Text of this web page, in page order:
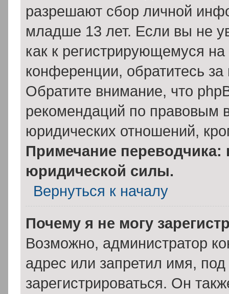
разрешают сбор личной
младше 13 лет. Если вы не
как к регистрирующемуся
конференции, обратитесь
Обратите внимание, что
рекомендаций по правовым
юридических отношений,
Примечание переводчика:
юридической силы.
Вернуться к началу
Почему я не могу
Возможно, администратор
адрес или запретил имя,
зарегистрироваться. Он